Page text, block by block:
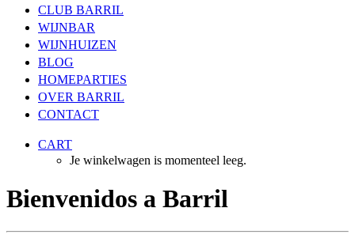
CLUB BARRIL
WIJNBAR
WIJNHUIZEN
BLOG
HOMEPARTIES
OVER BARRIL
CONTACT
CART
Je winkelwagen is momenteel leeg.
Bienvenidos a Barril